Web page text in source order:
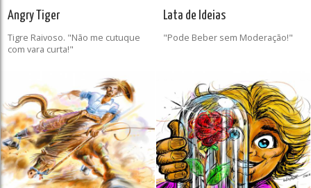
Angry Tiger
Tigre Raivoso. "Não me cutuque
com vara curta!"
Lata de Ideias
"Pode Beber sem Moderação!"